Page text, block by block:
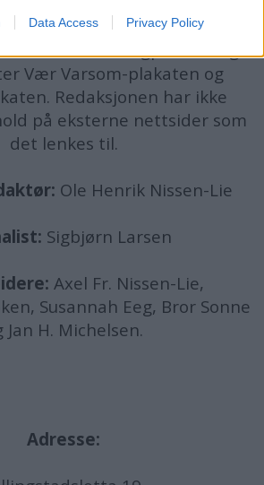
Data Access Privacy Policy
opphavsrettslig beskyttet.
medlem av Fagpressen og
Vær Varsom-plakaten og
Redaksjonen har ikke
på eksterne nettsider som
det lenkes til.
Ole Henrik Nissen-Lie
Sigbjørn Larsen
Axel Fr. Nissen-Lie,
Susannah Eeg, Bror Sonne
Jan H. Michelsen.
Adresse: